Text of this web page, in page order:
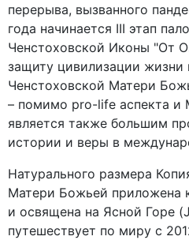
перерыва, вызванного
года начинается III этап
Ченстоховской Иконы "От
защиту цивилизации жизни
Ченстоховской Матери
– помимо pro-life аспекта и
является также большим
истории и веры в
Натурального размера
Матери Божьей приложена
и освящена на Ясной Горе
путешествует по миру с